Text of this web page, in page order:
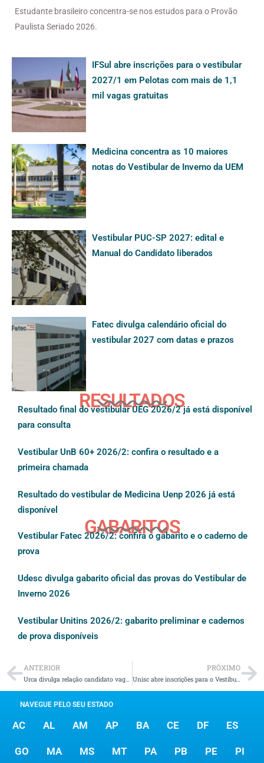
Estudante brasileiro concentra-se nos estudos para o Provão
Paulista Seriado 2026.
IFSul abre inscrições para o vestibular
2027/1 em Pelotas com mais de 1,1
mil vagas gratuitas
Medicina concentra as 10 maiores
notas do Vestibular de Inverno da UEM
Vestibular PUC-SP 2027: edital e
Manual do Candidato liberados
Fatec divulga calendário oficial do
vestibular 2027 com datas e prazos
RESULTADOS
Resultado final do vestibular UEG 2026/2 já está disponível
para consulta
Vestibular UnB 60+ 2026/2: confira o resultado e a
primeira chamada
Resultado do vestibular de Medicina Uenp 2026 já está
disponível
GABARITOS
Vestibular Fatec 2026/2: confira o gabarito e o caderno de
prova
Udesc divulga gabarito oficial das provas do Vestibular de
Inverno 2026
Vestibular Unitins 2026/2: gabarito preliminar e cadernos
de prova disponíveis
ANTERIOR PRÓXIMO
Unisc abre inscrições para o Vestibular de Inverno 2026
NAVEGUE PELO SEU ESTADO
AC AL AM AP BA CE DF ES
GO MA MS MT PA PB PE PI